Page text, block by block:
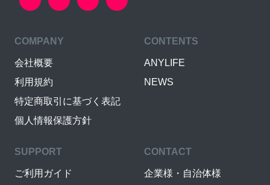
COMPANY
会社概要
利用規約
特定商取引に基づく表記
個人情報保護方針
CONTENTS
ANYLIFE
NEWS
SUPPORT
ご利用ガイド
CONTACT
企業様・自治体様